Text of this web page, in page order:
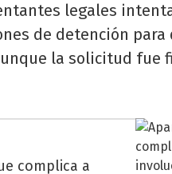
legales
de detención
la solicitud fue
complica a